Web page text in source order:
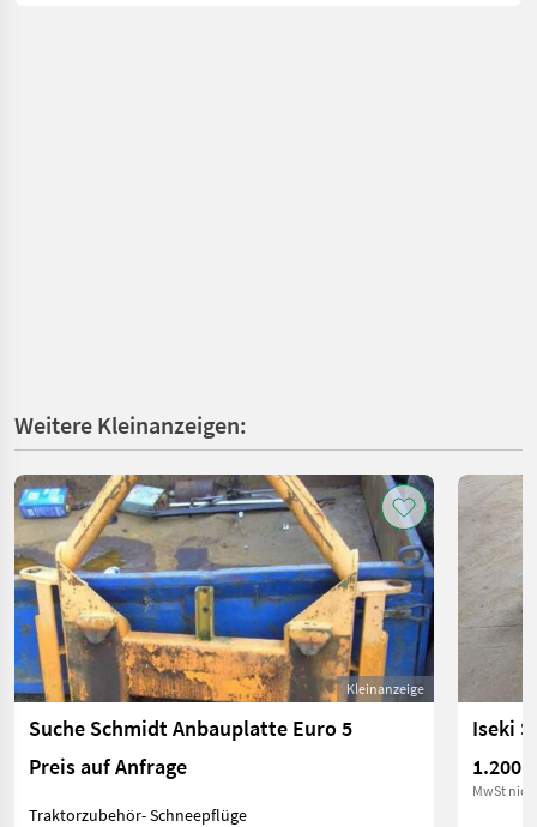
Weitere Kleinanzeigen:
Kleinanzeige
Suche Schmidt Anbauplatte Euro 5
Preis auf Anfrage
Traktorzubehör- Schneepflüge
Iseki
1.200 €
MwSt